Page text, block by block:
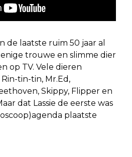
de laatste ruim 50 jaar al
trouwe en slimme dier
op TV. Vele dieren
tin-tin, Mr.Ed,
Skippy, Flipper en
dat Lassie de eerste was
plaatste